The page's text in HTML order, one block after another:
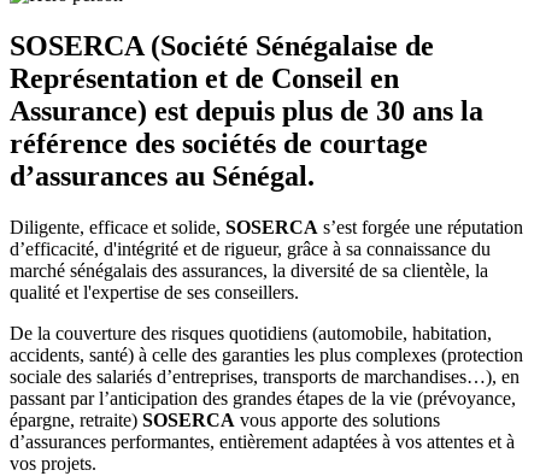
SOSERCA (Société Sénégalaise de
Représentation et de Conseil en
Assurance) est depuis plus de 30 ans la
référence des sociétés de courtage
d’assurances au Sénégal.
Diligente, efficace et solide, SOSERCA s’est forgée une réputation
d’efficacité, d'intégrité et de rigueur, grâce à sa connaissance du
marché sénégalais des assurances, la diversité de sa clientèle, la
qualité et l'expertise de ses conseillers.
De la couverture des risques quotidiens (automobile, habitation,
accidents, santé) à celle des garanties les plus complexes (protection
sociale des salariés d’entreprises, transports de marchandises…), en
passant par l’anticipation des grandes étapes de la vie (prévoyance,
épargne, retraite) SOSERCA vous apporte des solutions
d’assurances performantes, entièrement adaptées à vos attentes et à
vos projets.